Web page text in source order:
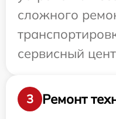
сложного
сервисный
3
Ремонт